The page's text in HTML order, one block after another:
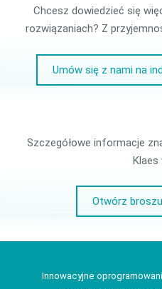
Chcesz dowiedzieć się
rozwiązaniach? Z
Umów się z nami na
Szczegółowe informacje
Klaes
Otwórz
Innowacyjne